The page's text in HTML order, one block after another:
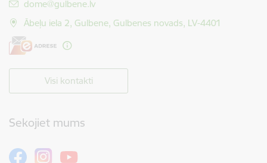
E-pasts:
dome@gulbene.lv
Ābeļu iela 2, Gulbene, Gulbenes novads, LV-4401
Visi kontakti
Sekojiet mums